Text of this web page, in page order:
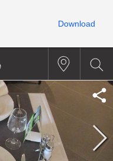
Download